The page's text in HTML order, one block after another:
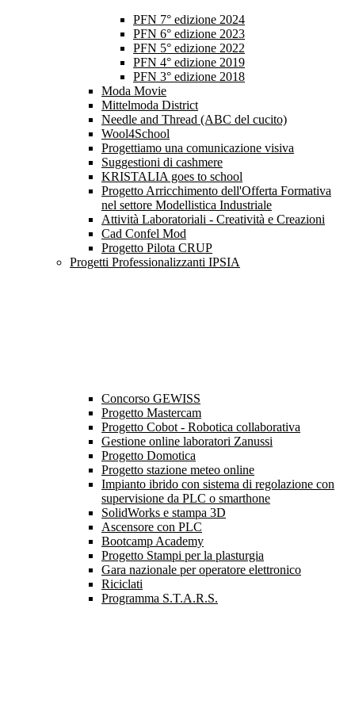
PFN 7° edizione 2024
PFN 6° edizione 2023
PFN 5° edizione 2022
PFN 4° edizione 2019
PFN 3° edizione 2018
Moda Movie
Mittelmoda District
Needle and Thread (ABC del cucito)
Wool4School
Progettiamo una comunicazione visiva
Suggestioni di cashmere
KRISTALIA goes to school
Progetto Arricchimento dell'Offerta Formativa
nel settore Modellistica Industriale
Attività Laboratoriali - Creatività e Creazioni
Cad Confel Mod
Progetto Pilota CRUP
Progetti Professionalizzanti IPSIA
Concorso GEWISS
Progetto Mastercam
Progetto Cobot - Robotica collaborativa
Gestione online laboratori Zanussi
Progetto Domotica
Progetto stazione meteo online
Impianto ibrido con sistema di regolazione con
supervisione da PLC o smarthone
SolidWorks e stampa 3D
Ascensore con PLC
Bootcamp Academy
Progetto Stampi per la plasturgia
Gara nazionale per operatore elettronico
Riciclati
Programma S.T.A.R.S.